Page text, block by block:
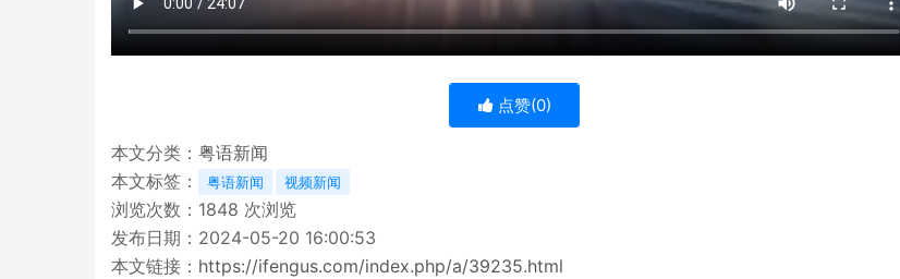
点赞(0)
本文分类： 粤语新闻
本文标签：
粤语新闻 视频新闻
浏览次数： 1848 次浏览
发布日期：2024-05-20 16:00:53
本文链接： https://ifengus.com/index.php/a/39235.html